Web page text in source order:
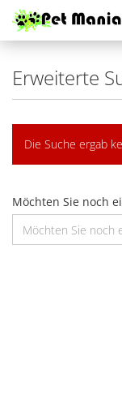
Erweiterte
Die Suche ergab
Möchten Sie noch